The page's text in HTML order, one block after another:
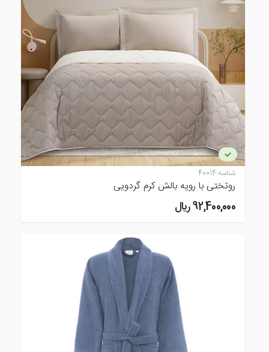
شناسه:40014
روتختی با رویه بالش کرم گردویی
92,400,000 ريال